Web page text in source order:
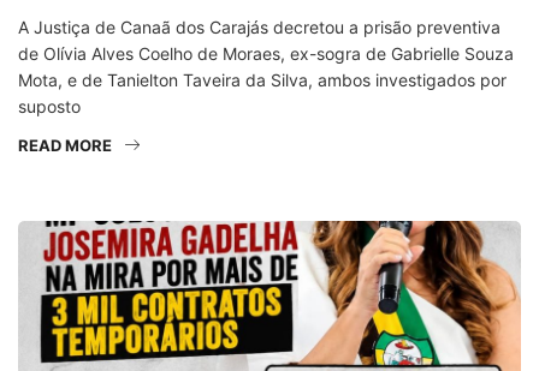
A Justiça de Canaã dos Carajás decretou a prisão preventiva
de Olívia Alves Coelho de Moraes, ex-sogra de Gabrielle Souza
Mota, e de Tanielton Taveira da Silva, ambos investigados por
suposto
READ MORE